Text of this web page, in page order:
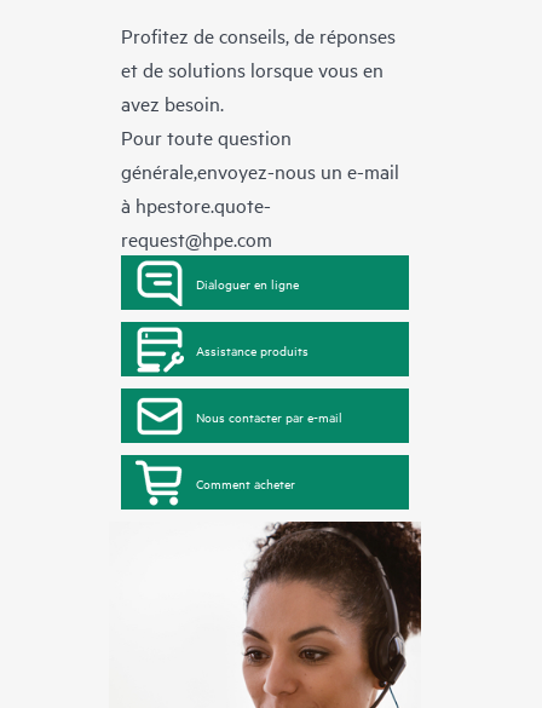
Profitez de conseils, de réponses
et de solutions lorsque vous en
avez besoin.
Pour toute question
générale,envoyez-nous un e-mail
à hpestore.quote-
request@hpe.com
Dialoguer en ligne
Assistance produits
Nous contacter par e-mail
Comment acheter